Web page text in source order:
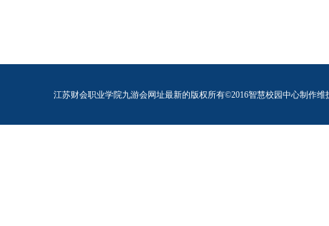
江苏财会职业学院九游会网址最新的版权所有©2016智慧校园中心制作维